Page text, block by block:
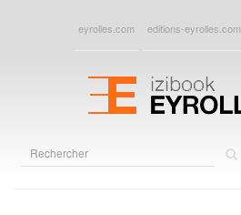
eyrolles.com editions-eyrolles.com